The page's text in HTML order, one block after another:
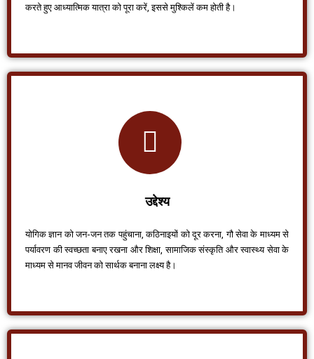
करते हुए आध्यात्मिक यात्रा को पूरा करें, इससे मुश्किलें कम होती है।
उद्देश्य
योगिक ज्ञान को जन-जन तक पहुंचाना, कठिनाइयों को दूर करना, गौ सेवा के माध्यम से
पर्यावरण की स्वच्छता बनाए रखना और शिक्षा, सामाजिक संस्कृति और स्वास्थ्य सेवा के
माध्यम से मानव जीवन को सार्थक बनाना लक्ष्य है।